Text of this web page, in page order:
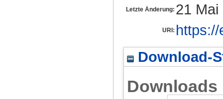
Letzte Änderung: 21 Mai
URI:
Download-
Downloads